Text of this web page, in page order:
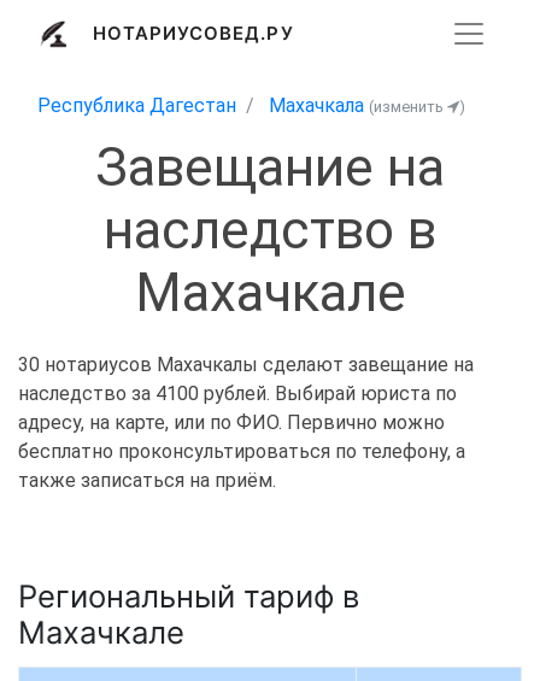
НОТАРИУСОВЕД.РУ
Республика Дагестан Махачкала (изменить )
Завещание на
наследство в
Махачкале
30 нотариусов Махачкалы сделают завещание на
наследство за 4100 рублей. Выбирай юриста по
адресу, на карте, или по ФИО. Первично можно
бесплатно проконсультироваться по телефону, а
также записаться на приём.
Региональный тариф в
Махачкале